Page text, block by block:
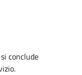
conclude